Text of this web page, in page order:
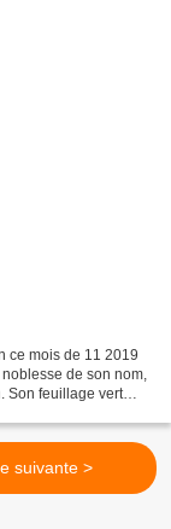
ce mois de 11 2019
de son nom,
Son feuillage vert
suivante >